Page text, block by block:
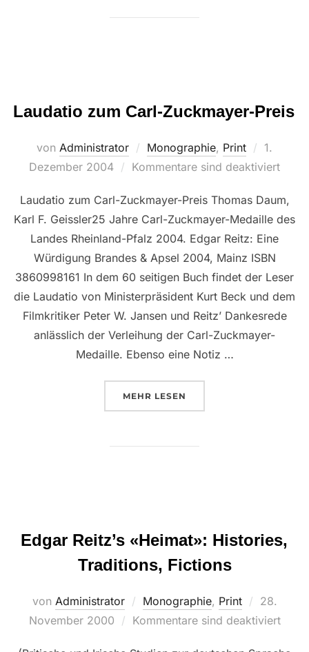
Laudatio zum Carl-Zuckmayer-Preis
von Administrator Monographie, Print
am
1.
Dezember 2004
Kommentare sind deaktiviert
Laudatio zum Carl-Zuckmayer-Preis Thomas Daum,
Karl F. Geissler25 Jahre Carl-Zuckmayer-Medaille des
Landes Rheinland-Pfalz 2004. Edgar Reitz: Eine
Würdigung Brandes & Apsel 2004, Mainz ISBN
3860998161 In dem 60 seitigen Buch findet der Leser
die Laudatio von Ministerpräsident Kurt Beck und dem
Filmkritiker Peter W. Jansen und Reitz’ Dankesrede
anlässlich der Verleihung der Carl-Zuckmayer-
Medaille. Ebenso eine Notiz …
MEHR ÜBER “LAUDATIO ZUM CARL-
LESEN
Edgar Reitz’s «Heimat»: Histories,
Traditions, Fictions
von Administrator Monographie, Print
am
28.
November 2000
Kommentare sind deaktiviert